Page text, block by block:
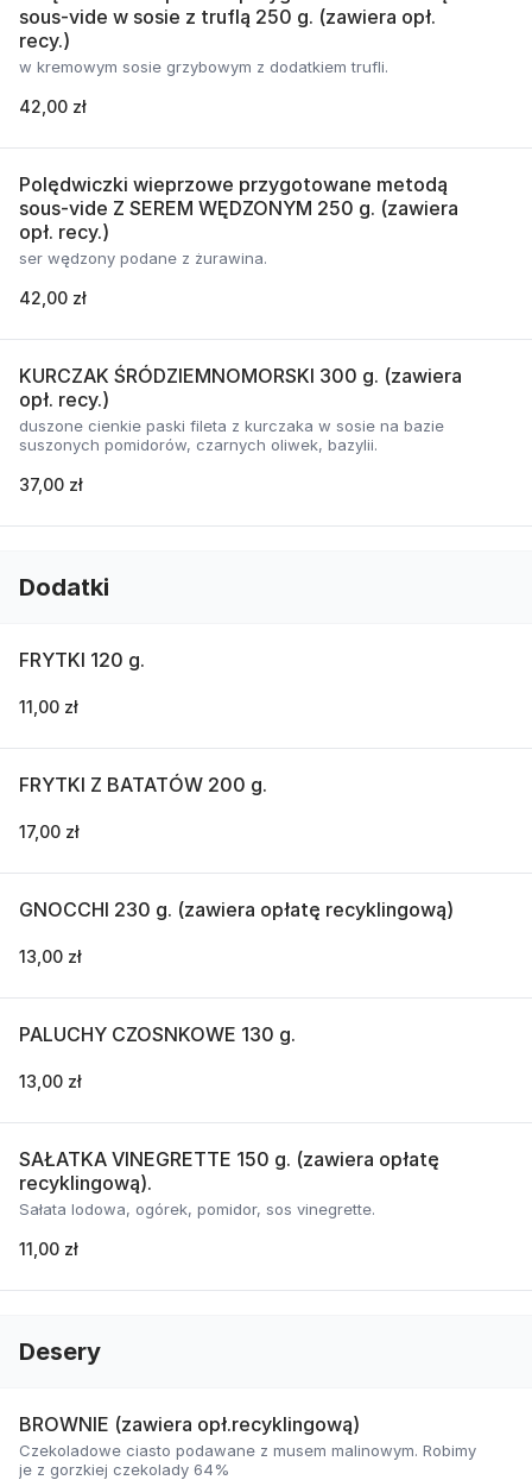
sous-vide w sosie z truflą 250 g. (zawiera opł.
recy.)
w kremowym sosie grzybowym z dodatkiem trufli.
42,00 zł
Polędwiczki wieprzowe przygotowane metodą
sous-vide Z SEREM WĘDZONYM 250 g. (zawiera
opł. recy.)
ser wędzony podane z żurawina.
42,00 zł
KURCZAK ŚRÓDZIEMNOMORSKI 300 g. (zawiera
opł. recy.)
duszone cienkie paski fileta z kurczaka w sosie na bazie
suszonych pomidorów, czarnych oliwek, bazylii.
37,00 zł
Dodatki
FRYTKI 120 g.
11,00 zł
FRYTKI Z BATATÓW 200 g.
17,00 zł
GNOCCHI 230 g. (zawiera opłatę recyklingową)
13,00 zł
PALUCHY CZOSNKOWE 130 g.
13,00 zł
SAŁATKA VINEGRETTE 150 g. (zawiera opłatę
recyklingową).
Sałata lodowa, ogórek, pomidor, sos vinegrette.
11,00 zł
Desery
BROWNIE (zawiera opł.recyklingową)
Czekoladowe ciasto podawane z musem malinowym. Robimy
je z gorzkiej czekolady 64%